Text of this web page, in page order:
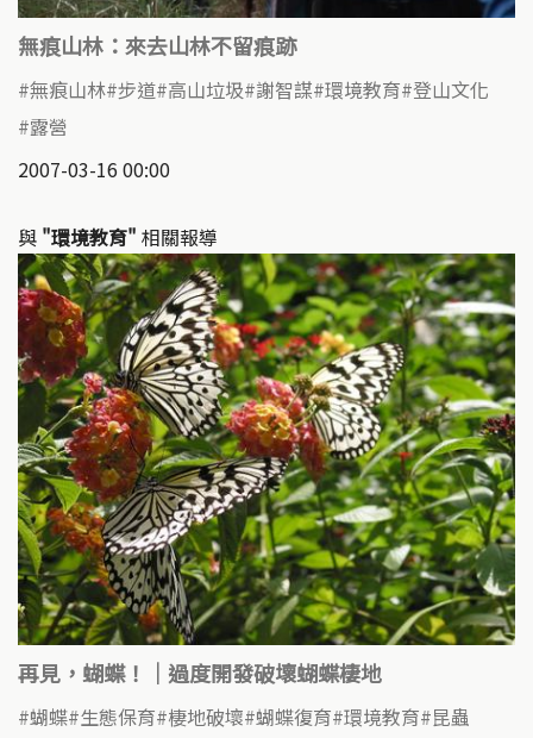
無痕山林：來去山林不留痕跡
無痕山林 步道 高山垃圾 謝智謀 環境教育 登山文化
露營
2007-03-16 00:00
與 "環境教育" 相關報導
再見，蝴蝶！｜過度開發破壞蝴蝶棲地
蝴蝶 生態保育 棲地破壞 蝴蝶復育 環境教育 昆蟲